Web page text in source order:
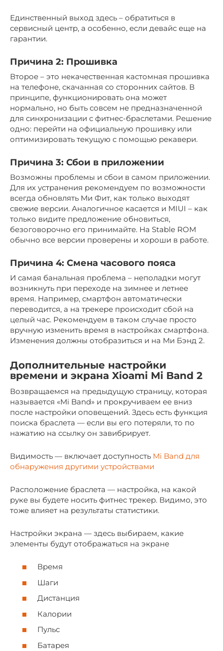
Единственный выход здесь – обратиться в
сервисный центр, а особенно, если девайс еще на
гарантии.
Причина 2: Прошивка
Второе – это некачественная кастомная прошивка
на телефоне, скачанная со сторонних сайтов. В
принципе, функционировать она может
нормально, но быть совсем не предназначенной
для синхронизации с фитнес-браслетами. Решение
одно: перейти на официальную прошивку или
оптимизировать текущую с помощью рекавери.
Причина 3: Сбои в приложении
Возможны проблемы и сбои в самом приложении.
Для их устранения рекомендуем по возможности
всегда обновлять Ми Фит, как только выходят
свежие версии. Аналогичное касается и MIUI – как
только видите предложение обновиться,
безоговорочно его принимайте. На Stable ROM
обычно все версии проверены и хороши в работе.
Причина 4: Смена часового пояса
И самая банальная проблема – неполадки могут
возникнуть при переходе на зимнее и летнее
время. Например, смартфон автоматически
переводится, а на трекере происходит сбой на
целый час. Рекомендуем в таком случае просто
вручную изменить время в настройках смартфона.
Изменения должны отобразиться и на Ми Бэнд 2.
Дополнительные настройки
времени и экрана Xioami Mi Band 2
Возвращаемся на предыдущую страницу, которая
называется «Mi Band» и прокручиваем ее вниз
после настройки оповещений. Здесь есть функция
поиска браслета — если вы его потеряли, то по
нажатию на ссылку он завибрирует.
Видимость — включает доступность Mi Band для
обнаружения другими устройствами
Расположение браслета — настройка, на какой
руке вы будете носить фитнес трекер. Видимо, это
тоже влияет на результаты статистики.
Настройки экрана — здесь выбираем, какие
элементы будут отображаться на экране
Время
Шаги
Дистанция
Калории
Пульс
Батарея